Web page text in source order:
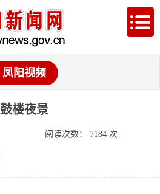
凤阳视频
鼓楼夜景
阅读次数： 7184次